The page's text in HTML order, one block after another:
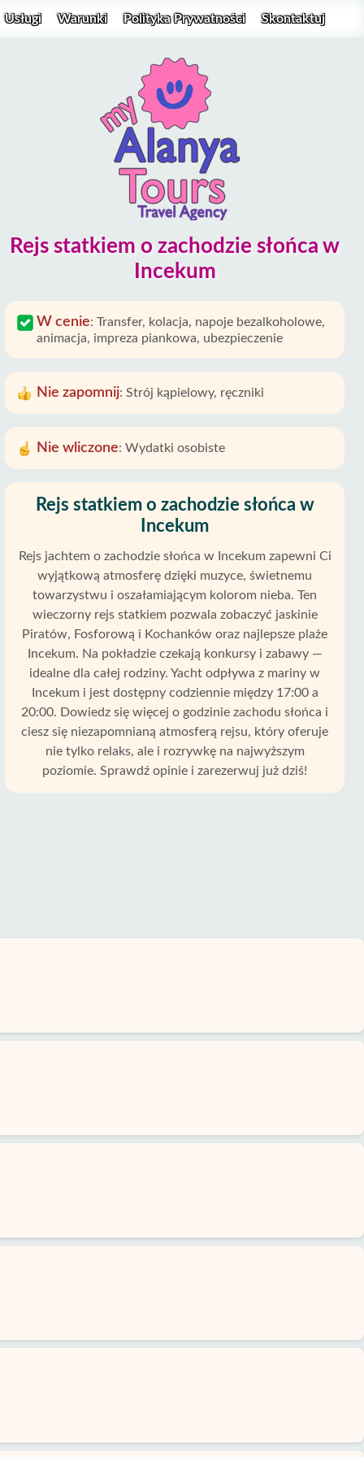
Usługi Warunki Polityka Prywatności Skontaktuj
Rejs statkiem o zachodzie słońca w
Incekum
W cenie: Transfer, kolacja, napoje bezalkoholowe,
animacja, impreza piankowa, ubezpieczenie
Nie zapomnij: Strój kąpielowy, ręczniki
Nie wliczone: Wydatki osobiste
Rejs statkiem o zachodzie słońca w
Incekum
Rejs jachtem o zachodzie słońca w Incekum zapewni Ci
wyjątkową atmosferę dzięki muzyce, świetnemu
towarzystwu i oszałamiającym kolorom nieba. Ten
wieczorny rejs statkiem pozwala zobaczyć jaskinie
Piratów, Fosforową i Kochanków oraz najlepsze plaże
Incekum. Na pokładzie czekają konkursy i zabawy —
idealne dla całej rodziny. Yacht odpływa z mariny w
Incekum i jest dostępny codziennie między 17:00 a
20:00. Dowiedz się więcej o godzinie zachodu słońca i
ciesz się niezapomnianą atmosferą rejsu, który oferuje
nie tylko relaks, ale i rozrywkę na najwyższym
poziomie. Sprawdź opinie i zarezerwuj już dziś!